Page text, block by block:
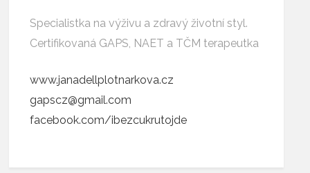
Specialistka na výživu a zdravý životní styl.
Certifikovaná GAPS, NAET a TČM terapeutka
www.janadellplotnarkova.cz
gapscz@gmail.com
facebook.com/ibezcukrutojde